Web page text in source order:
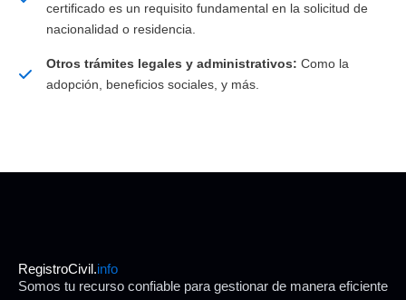
certificado es un requisito fundamental en la solicitud de
nacionalidad o residencia.
Otros trámites legales y administrativos: Como la
adopción, beneficios sociales, y más.
RegistroCivil.info
Somos tu recurso confiable para gestionar de manera eficiente